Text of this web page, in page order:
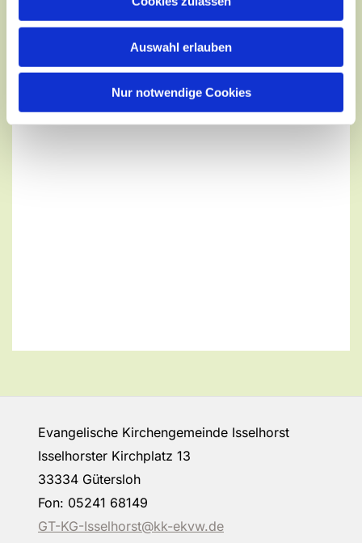
Auswahl erlauben
Nur notwendige Cookies
Evangelische Kirchengemeinde Isselhorst
Isselhorster Kirchplatz 13
33334 Gütersloh
Fon: 05241 68149
GT-KG-Isselhorst@kk-ekvw.de